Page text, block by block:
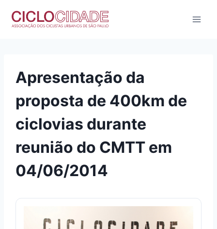
para
Apresentação da
proposta de 400km de
ciclovias durante
reunião do CMTT em
04/06/2014